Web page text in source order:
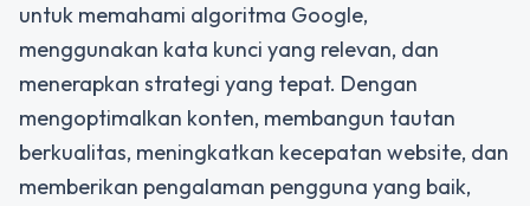
untuk memahami algoritma Google,
menggunakan kata kunci yang relevan, dan
menerapkan strategi yang tepat. Dengan
mengoptimalkan konten, membangun tautan
berkualitas, meningkatkan kecepatan website, dan
memberikan pengalaman pengguna yang baik,